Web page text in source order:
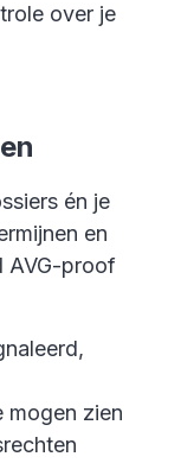
over je
én je
en
AVG-proof
mogen zien